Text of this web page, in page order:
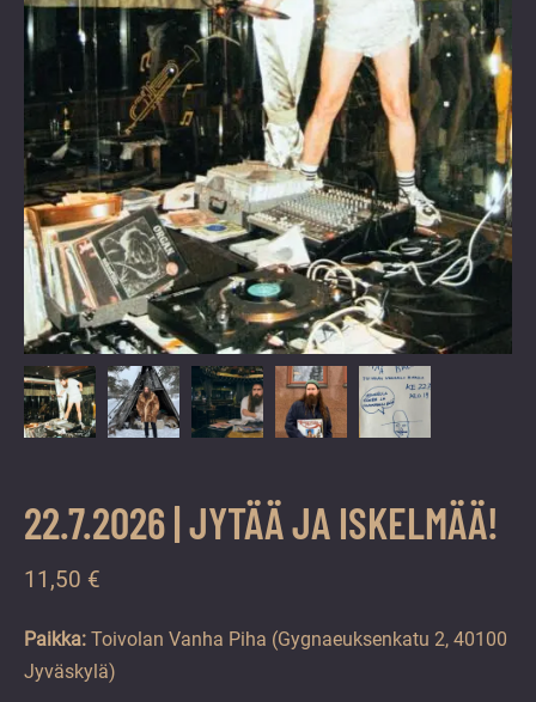
vuoden.
22.7.2026 | JYTÄÄ JA ISKELMÄÄ!
11,50 €
Paikka: Toivolan Vanha Piha (Gygnaeuksenkatu 2, 40100
Jyväskylä)